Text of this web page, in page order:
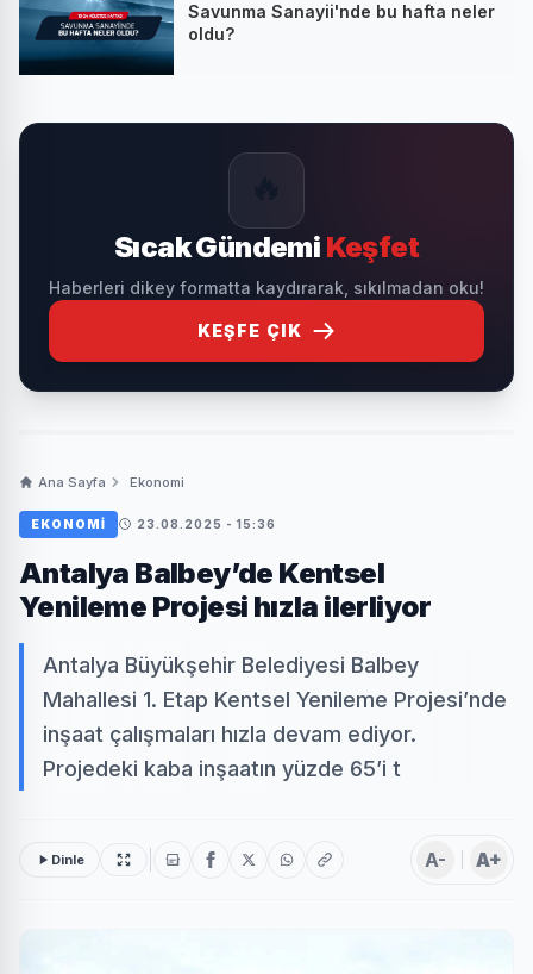
Savunma Sanayii'nde bu hafta neler
oldu?
Sıcak Gündemi Keşfet
Haberleri dikey formatta kaydırarak, sıkılmadan oku!
KEŞFE ÇIK
Ana Sayfa Ekonomi
EKONOMI 23.08.2025 - 15:36
Antalya Balbey’de Kentsel
Yenileme Projesi hızla ilerliyor
Antalya Büyükşehir Belediyesi Balbey
Mahallesi 1. Etap Kentsel Yenileme Projesi’nde
inşaat çalışmaları hızla devam ediyor.
Projedeki kaba inşaatın yüzde 65’i t
Dinle A- A+